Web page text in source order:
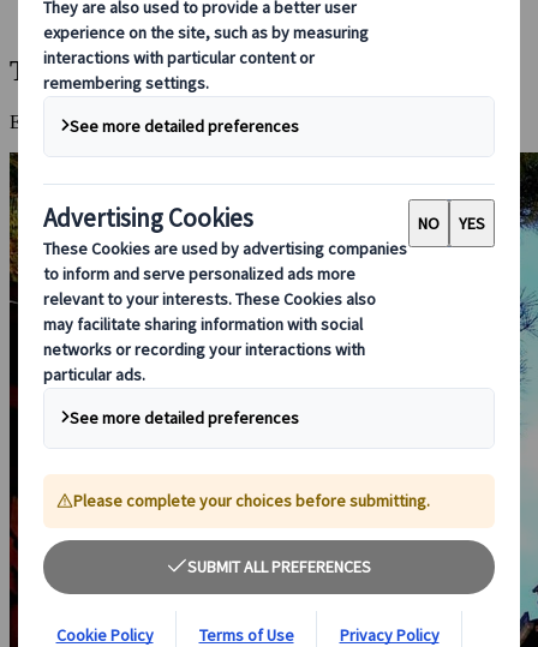
Takayama
Takayama
Eine Stadt, in der die Zeit stehen geblieben ist